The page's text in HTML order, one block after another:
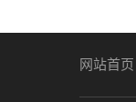
网站首页